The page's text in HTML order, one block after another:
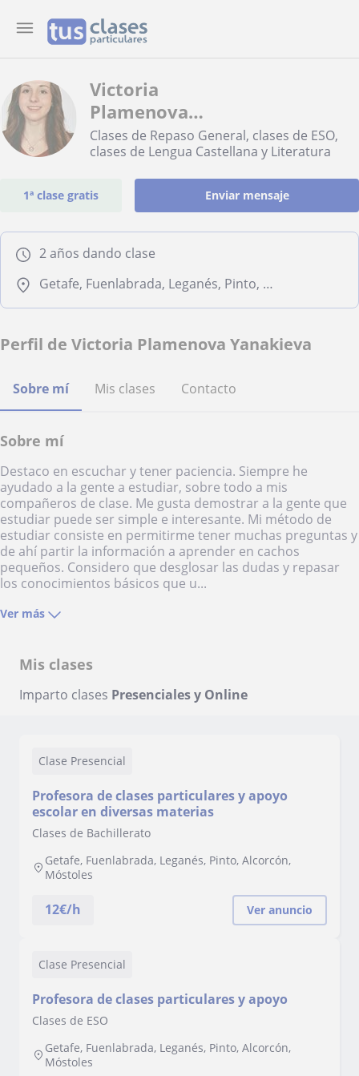
Victoria
Plamenova
Yanakieva
Clases de Repaso General, clases de ESO,
clases de Lengua Castellana y Literatura
1ª clase gratis Enviar mensaje
2 años dando clase
Getafe, Fuenlabrada, Leganés, Pinto, Alcorcón, Móstoles
Perfil de Victoria Plamenova Yanakieva
Sobre mí Mis clases Contacto
Sobre mí
Destaco en escuchar y tener paciencia. Siempre he
ayudado a la gente a estudiar, sobre todo a mis
compañeros de clase. Me gusta demostrar a la gente que
estudiar puede ser simple e interesante. Mi método de
estudiar consiste en permitirme tener muchas preguntas y
de ahí partir la información a aprender en cachos
pequeños. Considero que desglosar las dudas y repasar
los conocimientos básicos que u...
Ver más
Mis clases
Imparto clases Presenciales y Online
Clase Presencial
Profesora de clases particulares y apoyo
escolar en diversas materias
Clases de Bachillerato
Getafe, Fuenlabrada, Leganés, Pinto, Alcorcón,
Móstoles
12€/h Ver anuncio
Clase Presencial
Profesora de clases particulares y apoyo
Clases de ESO
Getafe, Fuenlabrada, Leganés, Pinto, Alcorcón,
Móstoles